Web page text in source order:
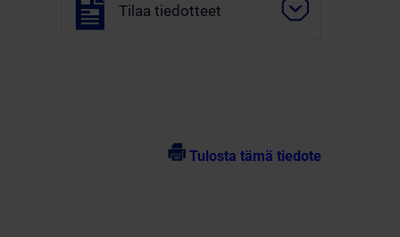
Tilaa tiedotteet
Tulosta tämä tiedote